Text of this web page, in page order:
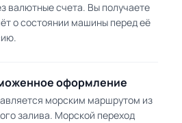
валютные счета. Вы получаете
о состоянии машины перед её
оформление
морским маршрутом из
залива. Морской переход